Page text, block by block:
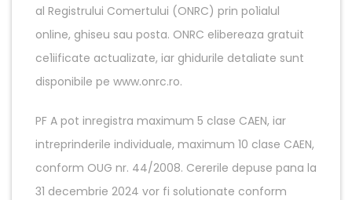
al Registrului Comertului (ONRC) prin po1ialul
online, ghiseu sau posta. ONRC elibereaza gratuit
ce1iificate actualizate, iar ghidurile detaliate sunt
disponibile pe www.onrc.ro.
PF A pot inregistra maximum 5 clase CAEN, iar
intreprinderile individuale, maximum 10 clase CAEN,
conform OUG nr. 44/2008. Cererile depuse pana la
31 decembrie 2024 vor fi solutionate conform